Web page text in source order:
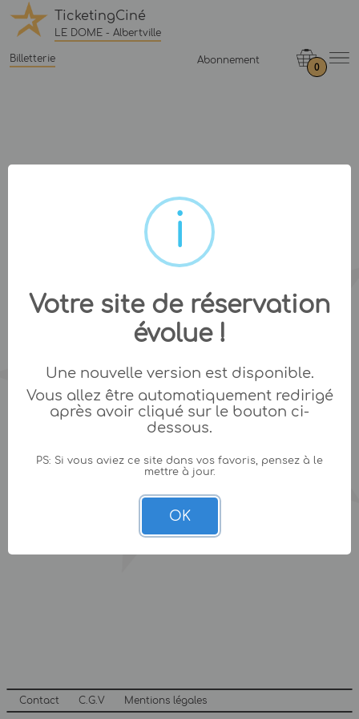
TicketingCiné
LE DOME - Albertville
Billetterie Abonnement
0
Contact C.G.V Mentions légales
Votre site de réservation
évolue !
Une nouvelle version est disponible.
Vous allez être automatiquement redirigé
après avoir cliqué sur le bouton ci-
dessous.
PS: Si vous aviez ce site dans vos favoris, pensez à le
mettre à jour.
OK